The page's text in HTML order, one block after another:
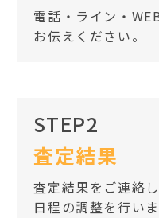
電話・ライン・
お伝えください。
STEP2
査定結果
査定結果をご連絡
日程の調整を行いま